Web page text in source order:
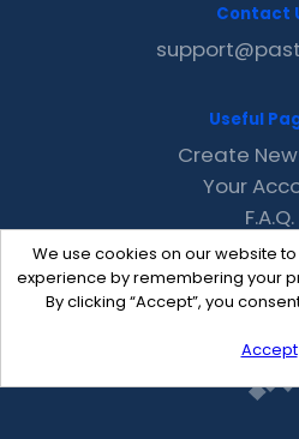
We use cookies on our website
experience by remembering your
By clicking “Accept”, you
Accept
Contact
Useful
Create
Your
F.A.Q.